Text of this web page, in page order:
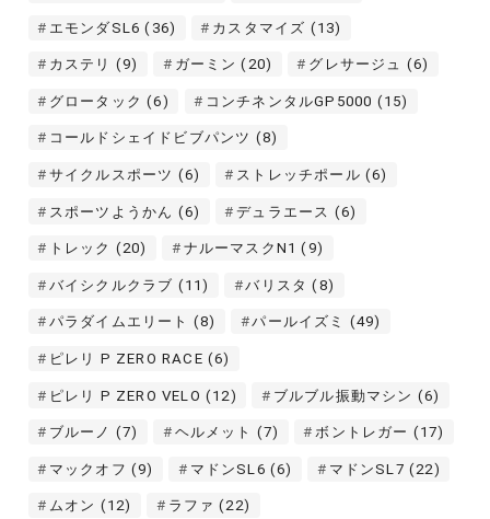
エモンダSL6 (36) カスタマイズ (13)
カステリ (9) ガーミン (20) グレサージュ (6)
グロータック (6) コンチネンタルGP5000 (15)
コールドシェイドビブパンツ (8)
サイクルスポーツ (6) ストレッチポール (6)
スポーツようかん (6) デュラエース (6)
トレック (20) ナルーマスクN1 (9)
バイシクルクラブ (11) バリスタ (8)
パラダイムエリート (8) パールイズミ (49)
ピレリ P ZERO RACE (6)
ピレリ P ZERO VELO (12) ブルブル振動マシン (6)
ブルーノ (7) ヘルメット (7) ボントレガー (17)
マックオフ (9) マドンSL6 (6) マドンSL7 (22)
ムオン (12) ラファ (22)